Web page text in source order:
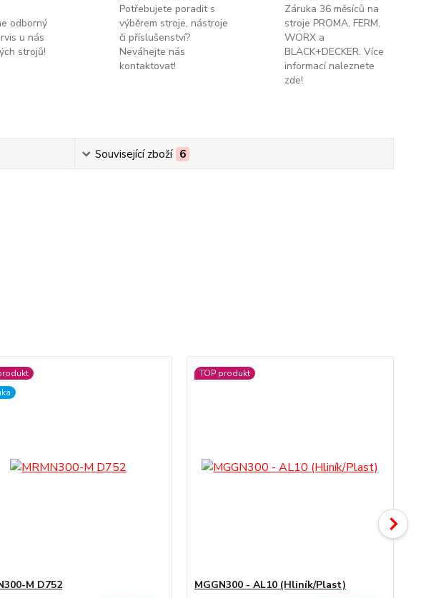
odborný
u nás
strojů!
Potřebujete poradit s
výběrem stroje, nástroje
či příslušenství?
Neváhejte nás
kontaktovat!
Záruka 36 měsíců na
stroje PROMA, FERM,
WORX a
BLACK+DECKER. Více
informací naleznete
zde!
Související zboží 6
M D752
TOP produkt
MGGN300 - AL10 (Hliník/Plast)